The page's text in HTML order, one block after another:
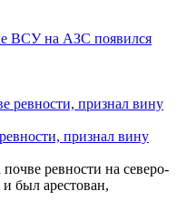
ВСУ на АЗС появился
признал вину
ревности на северо-
был арестован,